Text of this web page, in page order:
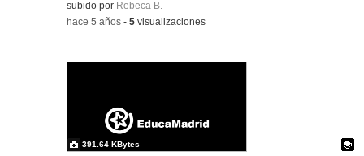
Contenido educativo.
subido por Rebeca B.
-hace 5 años -5 visualizaciones
391.64 KBytes